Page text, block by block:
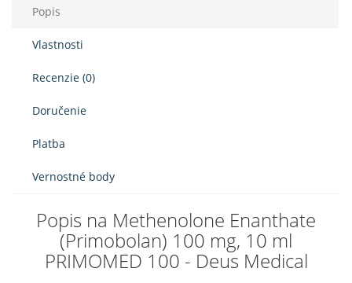
Popis
Vlastnosti
Recenzie (0)
Doručenie
Platba
Vernostné body
Popis na Methenolone Enanthate
(Primobolan) 100 mg, 10 ml
PRIMOMED 100 - Deus Medical